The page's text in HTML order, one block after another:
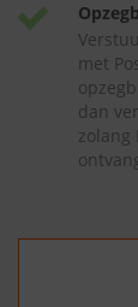
met
dan
zolang